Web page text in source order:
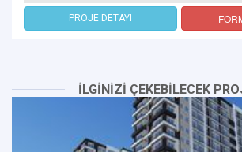
PROJE DETAYI
İLGİNİZİ ÇEKEBİLECEK